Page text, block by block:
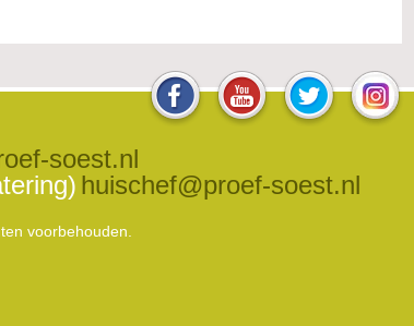
soest.nl
huischef@proef-soest.nl
voorbehouden.